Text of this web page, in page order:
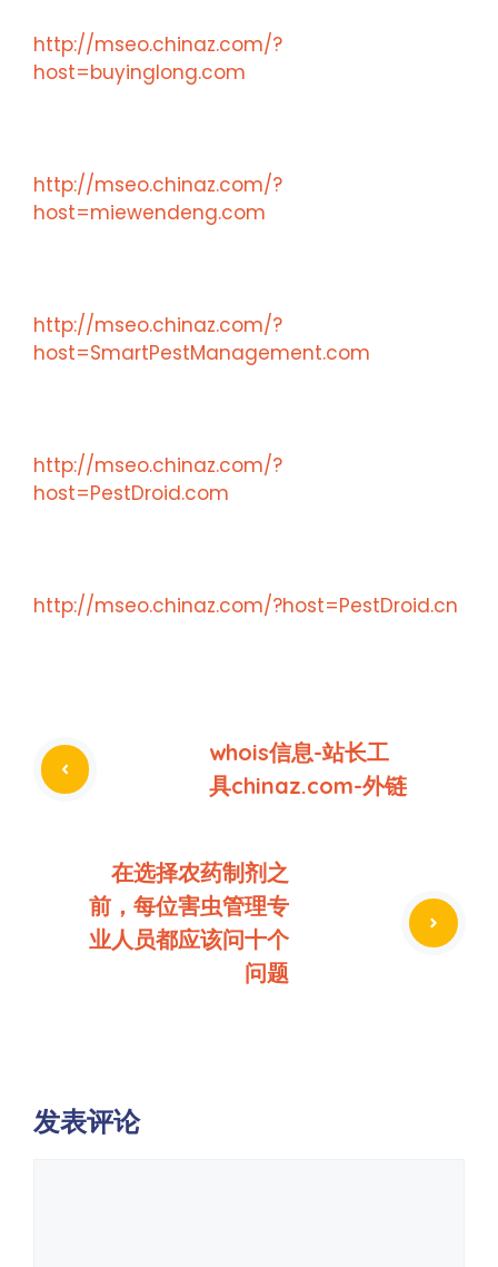
http://mseo.chinaz.com/?
host=buyinglong.com
http://mseo.chinaz.com/?
host=miewendeng.com
http://mseo.chinaz.com/?
host=SmartPestManagement.com
http://mseo.chinaz.com/?
host=PestDroid.com
http://mseo.chinaz.com/?host=PestDroid.cn
whois信息-站长工
具chinaz.com-外链
在选择农药制剂之
前，每位害虫管理专
业人员都应该问十个
问题
发表评论